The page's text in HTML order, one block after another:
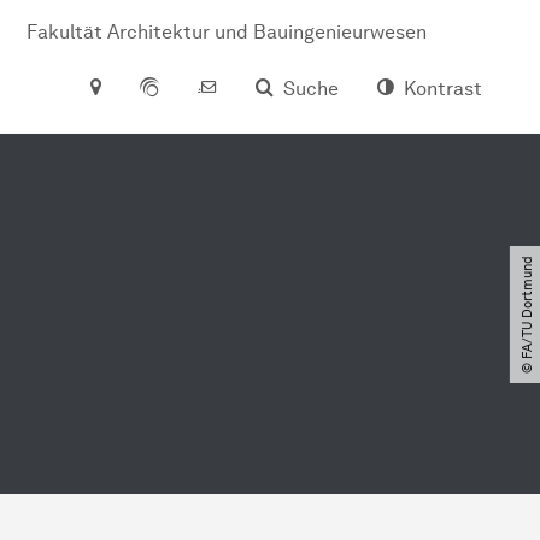
Fakultät Architektur und Bauingenieurwesen
Suche
Kontrast
© FA​/​TU Dortmund